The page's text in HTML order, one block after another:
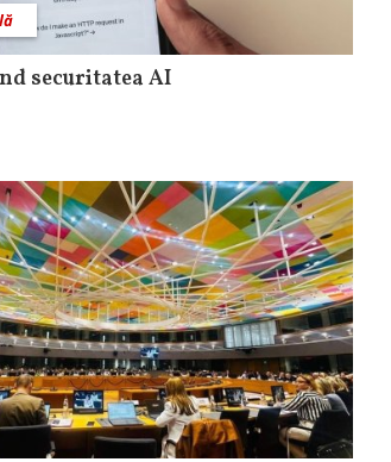
securitatea AI